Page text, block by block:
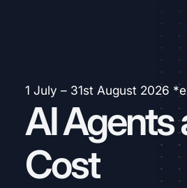
1 July – 31st August 2026
AI Agents
Cost